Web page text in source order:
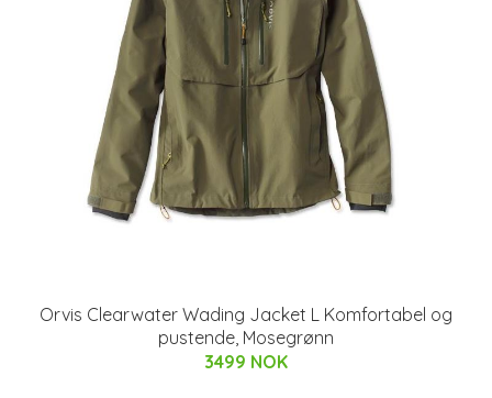
Orvis Clearwater Wading Jacket L Komfortabel og
pustende, Mosegrønn
3499 NOK